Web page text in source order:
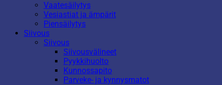
Vaatesäilytys
Vesiastiat ja ämpärit
Piensäilytys
Siivous
Siivous
Siivousvälineet
Pyykkihuolto
Kunnossapito
Parveke- ja kynnysmatot